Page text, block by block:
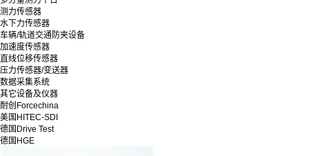
测力传感器
水下力传感器
车辆/轨道交通防夹设备
加速度传感器
直线位移传感器
压力传感器/变送器
数据采集系统
其它设备及仪器
耐创Forcechina
美国HITEC-SDI
德国Drive Test
德国HGE